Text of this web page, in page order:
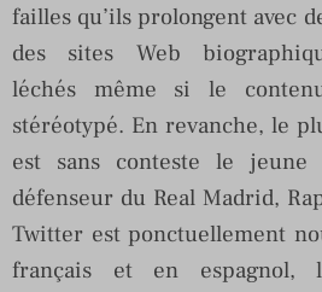
failles qu’ils prolongent avec
des sites Web
léchés même si le
stéréotypé. En revanche, le
est sans conteste le
défenseur du Real Madrid,
Twitter est ponctuellement
français et en espagnol,